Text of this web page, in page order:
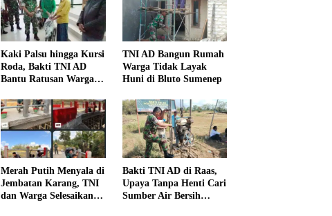
Kaki Palsu hingga Kursi
Roda, Bakti TNI AD
Bantu Ratusan Warga
TNI AD Bangun Rumah
Warga Tidak Layak
Huni di Bluto Sumenep
Merah Putih Menyala di
Jembatan Karang, TNI
dan Warga Selesaikan
Bakti TNI AD di Raas,
Upaya Tanpa Henti Cari
Sumber Air Bersih